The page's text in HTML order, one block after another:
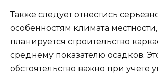
Также следует отнестись
особенностям климата
планируется строительство
среднему показателю осадков.
обстоятельство важно при учете